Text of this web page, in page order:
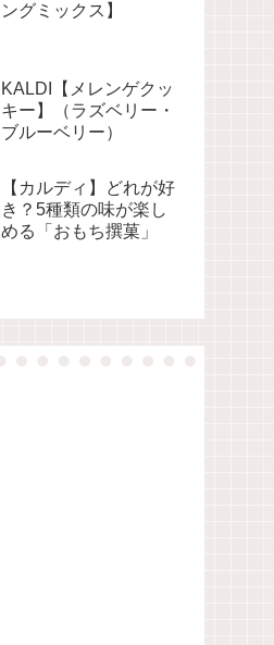
ングミックス】
KALDI【メレンゲクッ
キー】（ラズベリー・
ブルーベリー）
【カルディ】どれが好
き？5種類の味が楽し
める「おもち撰菓」